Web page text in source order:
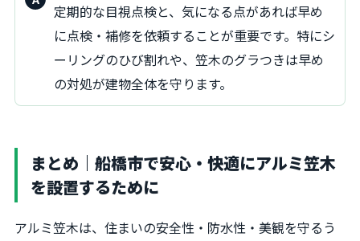
答：
定期的な目視点検と、気になる点があれば早め
に点検・補修を依頼することが重要です。特にシ
ーリングのひび割れや、笠木のグラつきは早め
の対処が建物全体を守ります。
まとめ｜船橋市で安心・快適にアルミ笠木
を設置するために
アルミ笠木は、住まいの安全性・防水性・美観を守るう